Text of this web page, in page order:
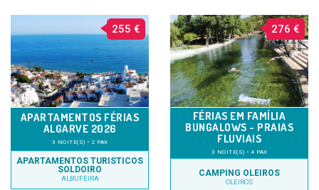
255 €
APARTAMENTOS FÉRIAS
ALGARVE 2026
3 NOITE(S) • 2 PAX
APARTAMENTOS TURISTICOS
SOLDOIRO
ALBUFEIRA
276 €
FÉRIAS EM FAMÍLIA
BUNGALOWS - PRAIAS
FLUVIAIS
3 NOITE(S) • 4 PAX
CAMPING OLEIROS
OLEIROS